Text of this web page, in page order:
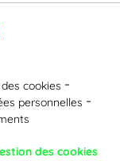
cookies
personnelles
des cookies